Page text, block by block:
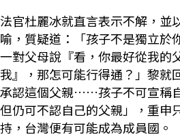
法官杜麗冰就直言表示不解，並
喻，質疑道：「孩子不是獨立於
一對父母說『看，你最好從我的
我』，那怎可能行得通？」黎就
承認這個父親……孩子不可宣稱
但仍可不認自己的父親」，重申
持，台灣便有可能成為成員國。